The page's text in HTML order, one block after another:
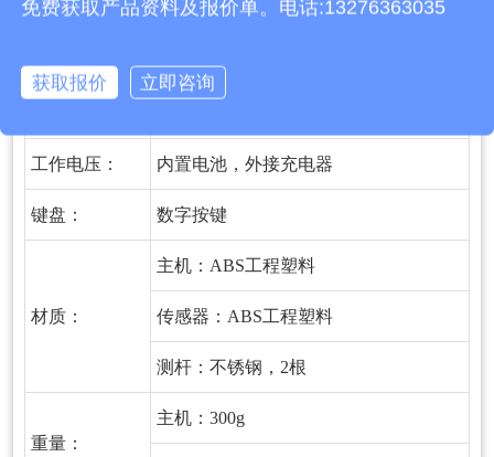
输出、存储 生成EXCEL文件自动存储，最大存储数
工作电压： 内置电池，外接充电器
键盘： 数字按键
材质：
主机：ABS工程塑料
传感器：ABS工程塑料
测杆：不锈钢，2根
重量：
主机：300g
免费获取产品资料及报价单。电话:13276363035
获取报价 立即咨询